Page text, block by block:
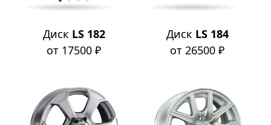
Диск LS 182
от 17500 ₽
Диск LS 184
от 26500 ₽